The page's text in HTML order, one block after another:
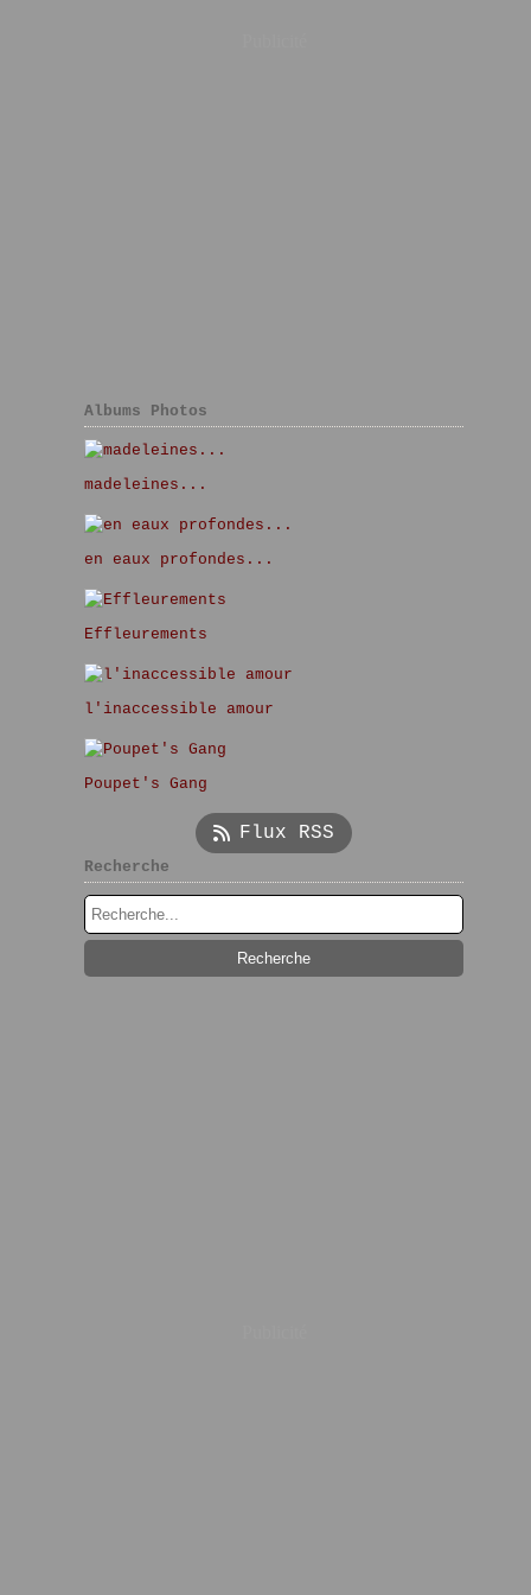
Albums Photos
madeleines...
en eaux profondes...
Effleurements
l'inaccessible amour
Poupet's Gang
Flux RSS
Recherche